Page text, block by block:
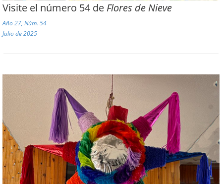
Visite el número 54 de Flores de Nieve
Año 27, Núm. 54
Julio de 2025